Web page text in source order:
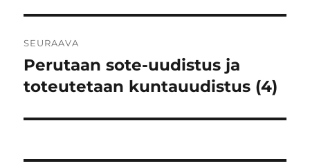
SEURAAVA
Seuraava
artikkeli:
Perutaan sote-uudistus ja
toteutetaan kuntauudistus (4)